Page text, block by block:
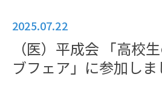
2025.07.22
（医）平成会 「高校
ブフェア」に参加しま